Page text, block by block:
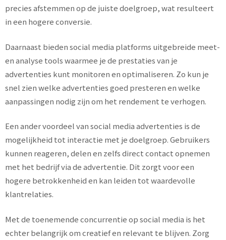
precies afstemmen op de juiste doelgroep, wat resulteert
in een hogere conversie.
Daarnaast bieden social media platforms uitgebreide meet-
en analyse tools waarmee je de prestaties van je
advertenties kunt monitoren en optimaliseren. Zo kun je
snel zien welke advertenties goed presteren en welke
aanpassingen nodig zijn om het rendement te verhogen.
Een ander voordeel van social media advertenties is de
mogelijkheid tot interactie met je doelgroep. Gebruikers
kunnen reageren, delen en zelfs direct contact opnemen
met het bedrijf via de advertentie. Dit zorgt voor een
hogere betrokkenheid en kan leiden tot waardevolle
klantrelaties.
Met de toenemende concurrentie op social media is het
echter belangrijk om creatief en relevant te blijven. Zorg